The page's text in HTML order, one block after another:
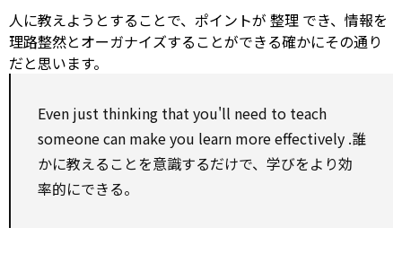
人に教えようとすることで、ポイントが 整理 でき、情報を
理路整然とオーガナイズすることができる――確かにその通り
だと思います。
Even just thinking that you'll need to teach
someone can makeyou learn moreeffectively .誰
かに教えることを意識するだけで、学びをより効
率的にできる。